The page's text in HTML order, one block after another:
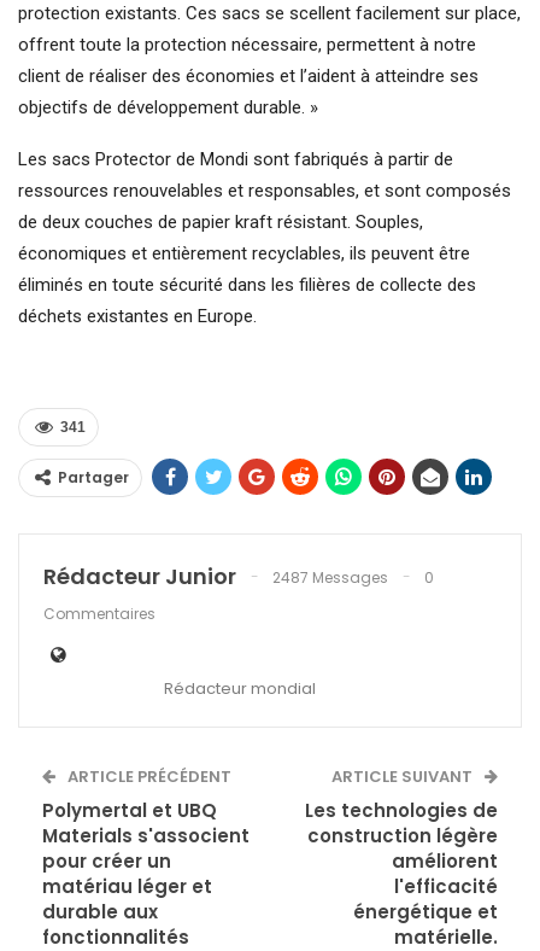
protection existants. Ces sacs se scellent facilement sur place,
offrent toute la protection nécessaire, permettent à notre
client de réaliser des économies et l’aident à atteindre ses
objectifs de développement durable. »
Les sacs Protector de Mondi sont fabriqués à partir de
ressources renouvelables et responsables, et sont composés
de deux couches de papier kraft résistant. Souples,
économiques et entièrement recyclables, ils peuvent être
éliminés en toute sécurité dans les filières de collecte des
déchets existantes en Europe.
341
Partager
Rédacteur Junior 2487 Messages
0
Commentaires
Rédacteur mondial
ARTICLE PRÉCÉDENT
Polymertal et UBQ
Materials s'associent
pour créer un
matériau léger et
durable aux
fonctionnalités
ARTICLE SUIVANT
Les technologies de
construction légère
améliorent
l'efficacité
énergétique et
matérielle.